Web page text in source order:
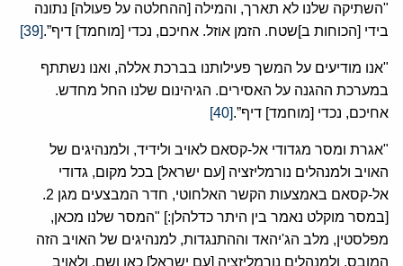
"השתיקה שלנו לא תארך, והמילה [ההחלטה על פעולה] נתונה
בידי [הכוחות ב]שטח. הזמן אוזל. אחיכם, נכדי [מוחמד] דיף”.[39]
"אנו מודיעים על המשך פעילותנו בברכת אללה, ואנו נשתתף
במערכת ההגנה על האסירים. הגיהינום שלנו החל מחדש.
אחיכם, נכדי [מוחמד] דיף”.[40]
"אגרת ומסר מגדודי אל-קסאם לאויב ולידיד, ולמנהיגים של
האויב ולמנהלים נורמליזציה [עם ישראל] בכל מקום, גדודי
אל-קסאם באמצעות הקשר האלחוטי, חדר המבצעים מגן 2.
[במסר מוקלט נאמר בין היתר כדלהלן:] "המסר שלנו מכאן,
מפלסטין, מלב הג'יהאד וההתנגדות, למנהיגים של האויב הזה
המובס, ולמנהלים נורמליזציה [עם ישראל] כאן ושם, ולאויב